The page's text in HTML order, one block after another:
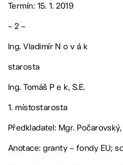
Termín: 15. 1. 2019
– 2 –
Ing. Vladimír N o v á k
starosta
Ing. Tomáš P e k, S.E.
1. místostarosta
Předkladatel: Mgr.
Anotace: granty – fondy EU;